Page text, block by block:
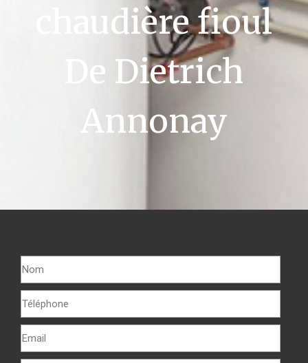
chaudière fioul
De Dietrich
Annonay